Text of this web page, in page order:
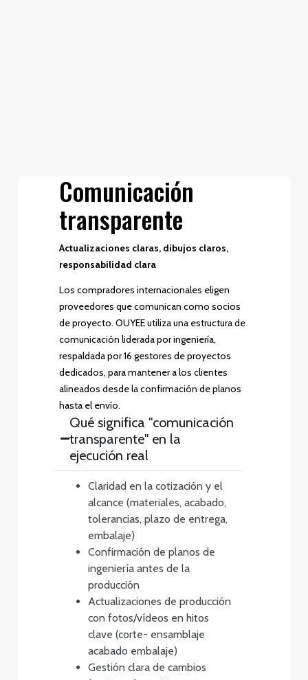
Comunicación
transparente
Actualizaciones claras, dibujos claros,
responsabilidad clara
Los compradores internacionales eligen
proveedores que comunican como socios
de proyecto. OUYEE utiliza una estructura de
comunicación liderada por ingeniería,
respaldada por 16 gestores de proyectos
dedicados, para mantener a los clientes
alineados desde la confirmación de planos
hasta el envío.
Qué significa "comunicación
transparente" en la
ejecución real
Claridad en la cotización y el
alcance (materiales, acabado,
tolerancias, plazo de entrega,
embalaje)
Confirmación de planos de
ingeniería antes de la
producción
Actualizaciones de producción
con fotos/vídeos en hitos
clave (corte- ensamblaje
acabado embalaje)
Gestión clara de cambios